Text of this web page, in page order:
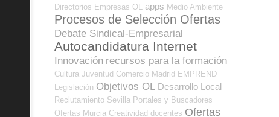
Directorios Empresas OL apps Medio Ambiente
Procesos de Selección Ofertas
Debate Sindical-Empresarial
Autocandidatura Internet
Innovación recursos para la formación
Cultura Juventud Comercio Madrid EMPREND
Legislación Objetivos OL Desarrollo Local
Reclutamiento Sevilla Portales y Buscadores
Ofertas Murcia Creatividad docentes Ofertas